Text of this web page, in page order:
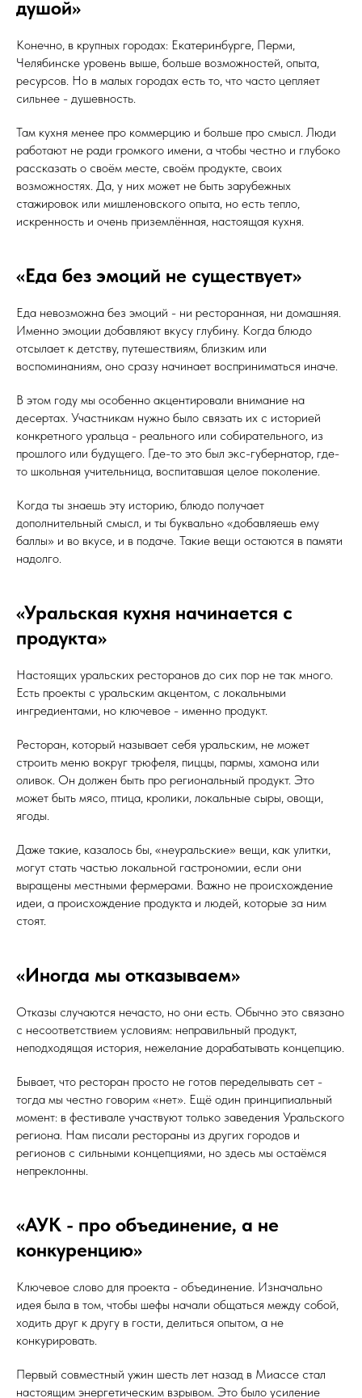
душой»
Конечно, в крупных городах: Екатеринбурге, Перми,
Челябинске уровень выше, больше возможностей, опыта,
ресурсов. Но в малых городах есть то, что часто цепляет
сильнее - душевность.
Там кухня менее про коммерцию и больше про смысл. Люди
работают не ради громкого имени, а чтобы честно и глубоко
рассказать о своём месте, своём продукте, своих
возможностях. Да, у них может не быть зарубежных
стажировок или мишленовского опыта, но есть тепло,
искренность и очень приземлённая, настоящая кухня.
«Еда без эмоций не существует»
Еда невозможна без эмоций - ни ресторанная, ни домашняя.
Именно эмоции добавляют вкусу глубину. Когда блюдо
отсылает к детству, путешествиям, близким или
воспоминаниям, оно сразу начинает восприниматься иначе.
В этом году мы особенно акцентировали внимание на
десертах. Участникам нужно было связать их с историей
конкретного уральца - реального или собирательного, из
прошлого или будущего. Где-то это был экс-губернатор, где-
то школьная учительница, воспитавшая целое поколение.
Когда ты знаешь эту историю, блюдо получает
дополнительный смысл, и ты буквально «добавляешь ему
баллы» и во вкусе, и в подаче. Такие вещи остаются в памяти
надолго.
«Уральская кухня начинается с
продукта»
Настоящих уральских ресторанов до сих пор не так много.
Есть проекты с уральским акцентом, с локальными
ингредиентами, но ключевое - именно продукт.
Ресторан, который называет себя уральским, не может
строить меню вокруг трюфеля, пиццы, пармы, хамона или
оливок. Он должен быть про региональный продукт. Это
может быть мясо, птица, кролики, локальные сыры, овощи,
ягоды.
Даже такие, казалось бы, «неуральские» вещи, как улитки,
могут стать частью локальной гастрономии, если они
выращены местными фермерами. Важно не происхождение
идеи, а происхождение продукта и людей, которые за ним
стоят.
«Иногда мы отказываем»
Отказы случаются нечасто, но они есть. Обычно это связано
с несоответствием условиям: неправильный продукт,
неподходящая история, нежелание дорабатывать концепцию.
Бывает, что ресторан просто не готов переделывать сет -
тогда мы честно говорим «нет». Ещё один принципиальный
момент: в фестивале участвуют только заведения Уральского
региона. Нам писали рестораны из других городов и
регионов с сильными концепциями, но здесь мы остаёмся
непреклонны.
«АУК - про объединение, а не
конкуренцию»
Ключевое слово для проекта - объединение. Изначально
идея была в том, чтобы шефы начали общаться между собой,
ходить друг к другу в гости, делиться опытом, а не
конкурировать.
Первый совместный ужин шесть лет назад в Миассе стал
настоящим энергетическим взрывом. Это было усиление